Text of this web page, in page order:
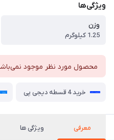
ویژگی‌ها
وزن
1.25 کیلوگرم
محصول مورد نظر موجود
خرید 4 قسطه دیجی پی
معرفی ویژگی ها